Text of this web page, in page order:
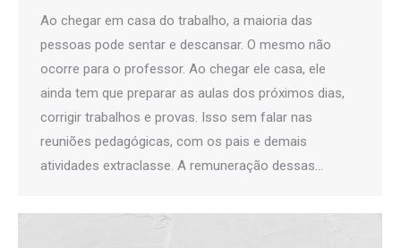
Ao chegar em casa do trabalho, a maioria das
pessoas pode sentar e descansar. O mesmo não
ocorre para o professor. Ao chegar ele casa, ele
ainda tem que preparar as aulas dos próximos dias,
corrigir trabalhos e provas. Isso sem falar nas
reuniões pedagógicas, com os pais e demais
atividades extraclasse. A remuneração dessas…